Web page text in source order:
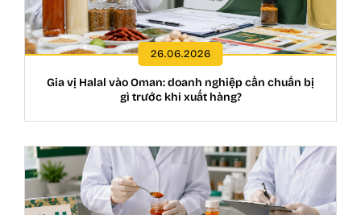
26.06.2026
Gia vị Halal vào Oman: doanh nghiệp cần chuẩn bị
gì trước khi xuất hàng?